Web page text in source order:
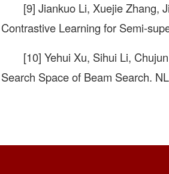
[9] Jiankuo Li, Xuejie Zhang,
Contrastive Learning for Semi-
[10] Yehui Xu, Sihui Li,
Search Space of Beam Search.